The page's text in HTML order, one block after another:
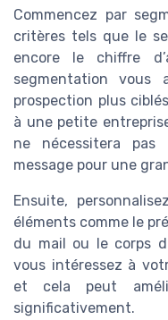
Commencez par
critères tels que le
encore le chiffre
segmentation vous
prospection plus
à une petite
ne nécessitera pas
message pour une
Ensuite,
éléments comme le
du mail ou le corps
vous intéressez à
et cela peut
significativement.